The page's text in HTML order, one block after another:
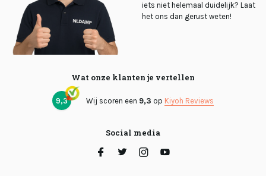
iets niet helemaal duidelijk? Laat
het ons dan gerust weten!
Wat onze klanten je vertellen
9,3 Wij scoren een 9,3 op Kiyoh Reviews
Social media